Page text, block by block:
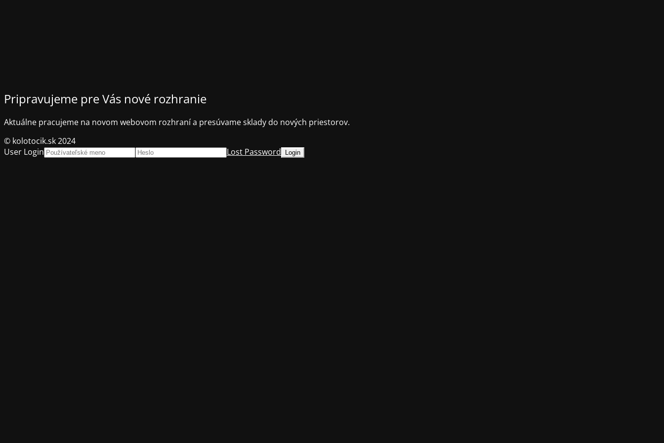
Pripravujeme pre Vás nové rozhranie
Aktuálne pracujeme na novom webovom rozhraní a presúvame sklady do nových priestorov.
© kolotocik.sk 2024
User Login
Lost Password